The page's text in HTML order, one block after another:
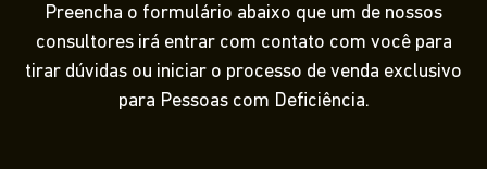
Preencha o formulário abaixo que um de nossos
consultores irá entrar com contato com você para
tirar dúvidas ou iniciar o processo de venda exclusivo
para Pessoas com Deficiência.